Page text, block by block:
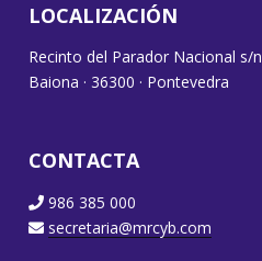
LOCALIZACIÓN
Recinto del Parador Nacional s/n
Baiona · 36300 · Pontevedra
CONTACTA
986 385 000
secretaria@mrcyb.com